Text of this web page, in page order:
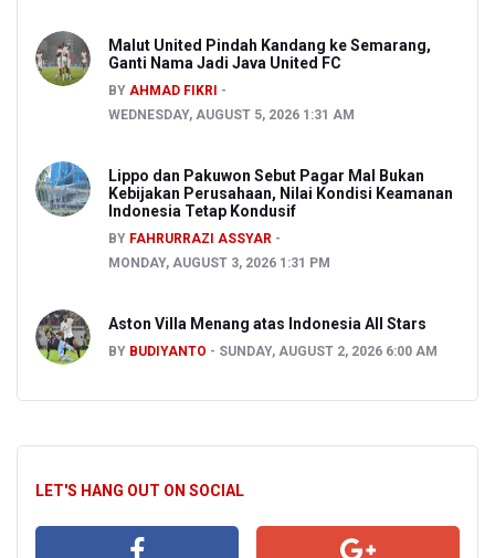
Malut United Pindah Kandang ke Semarang,
Ganti Nama Jadi Java United FC
BY AHMAD FIKRI
WEDNESDAY, AUGUST 5, 2026 1:31 AM
Lippo dan Pakuwon Sebut Pagar Mal Bukan
Kebijakan Perusahaan, Nilai Kondisi Keamanan
Indonesia Tetap Kondusif
BY FAHRURRAZI ASSYAR
MONDAY, AUGUST 3, 2026 1:31 PM
Aston Villa Menang atas Indonesia All Stars
BY BUDIYANTO SUNDAY, AUGUST 2, 2026 6:00 AM
LET'S HANG OUT ON SOCIAL